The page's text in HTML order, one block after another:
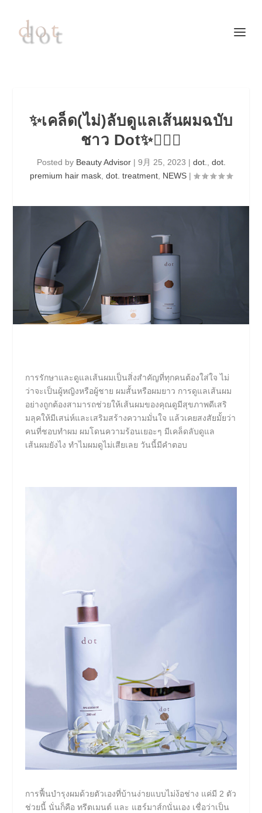
✨️เคล็ด(ไม่)ลับดูแลเส้นผมฉบับ
ชาว Dot✨️💆🏻‍♀️
Posted by Beauty Advisor| 9月 25, 2023 | dot.
dot.
premium hair mask dot. treatment NEWS |
การรักษาและดูแลเส้นผมเป็นสิ่งสำคัญที่ทุกคนต้องใส่ใจ ไม่
ว่าจะเป็นผู้หญิงหรือผู้ชาย ผมสั้นหรือผมยาว การดูแลเส้นผม
อย่างถูกต้องสามารถช่วยให้เส้นผมของคุณดูมีสุขภาพดีเสริ
มลุคให้มีเสน่ห์และเสริมสร้างความมั่นใจ แล้วเคยสงสัยมั้ยว่า
คนที่ชอบทำผม ผมโดนความร้อนเยอะๆ มีเคล็ดลับดูแล
เส้นผมยังไง ทำไมผมดูไม่เสียเลย วันนี้มีคำตอบ
การฟื้นบำรุงผมด้วยตัวเองที่บ้านง่ายแบบไม่ง้อช่าง แค่มี 2 ตัว
ช่วยนี้ นั่นก็คือ ทรีตเมนต์ และ แฮร์มาส์กนั่นเอง เชื่อว่าเป็น